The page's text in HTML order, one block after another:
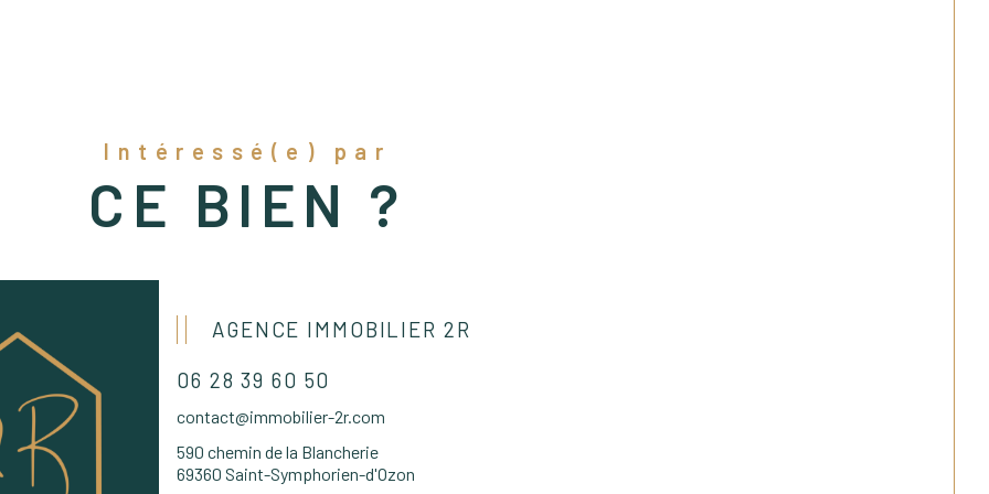
Intéressé(e) par
CE BIEN ?
AGENCE IMMOBILIER 2R
06 28 39 60 50
contact@immobilier-2r.com
590 chemin de la Blancherie
69360 Saint-Symphorien-d'Ozon